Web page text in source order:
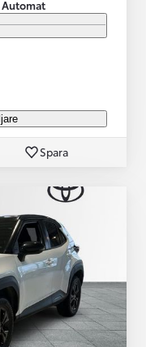
Automat
Spara